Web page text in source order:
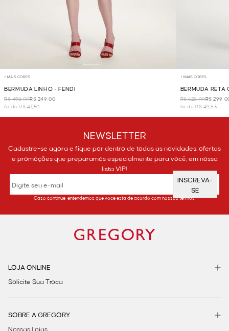
+ MAIS CORES
BERMUDA LINHO - FENDI
R$ 498,00R$ 249,00
6x de R$ 41,50
+ MAIS CORES
BERMUDA
R$ 628,00R$
6x de R$ 49,83
NEWSLETTER
Cadastre-se agora e fique por dentro de todas as novidades, ofertas
e promoções que preparamos especialmente para você, em nossa
lista VIP!
INSCREVA-
SE
Caso continue, entendemos que você está de acordo com nossos termos.
LOJA ONLINE
Solicite Sua Troca
SOBRE A GREGORY